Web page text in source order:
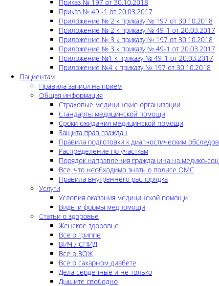
Приказ № 197 от 30.10.2018
Приказ № 49 -1 от 20.03.2017
Приложение № 2 к приказу № 197 от 30.10.2018
Приложение № 2 к приказу № 49-1 от 20.03.2017
Приложение № 3 к приказу № 197 от 30.10.2018
Приложение № 3 к приказу № 49-1 от 20.03.2017
Приложение №1 к приказу № 49-1 от 20.03.2017
Приложение №4 к приказу № 197 от 30.10.2018
Пациентам
Правила записи на прием
Общая информация
Страховые медицинские организации
Стандарты медицинской помощи
Сроки ожидания медицинской помощи
Защита прав граждан
Правила подготовки к диагностическим
Распределение по участкам
Порядок направления гражданина на медико-
Все, что необходимо знать о полисе ОМС
Правила внутреннего распорядка
Услуги
Условия оказания медицинской помощи
Виды и формы медпомощи
Статьи о здоровье
Женское здоровье
Все о гриппе
ВИЧ / СПИД
Все о ЗОЖ
Все о сахарном диабете
Дела сердечные и не только
Дышите свободно